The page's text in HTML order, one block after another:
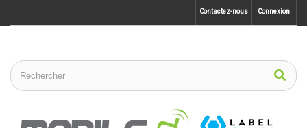
Connexion
Contactez-nous